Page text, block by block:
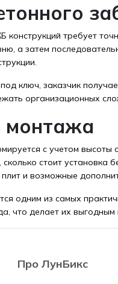
требует
а затем
ключ, заказчик
организационных
монтажа
с учетом высоты
сколько стоит
и возможные
одним из самых
что делает их
Про ЛунБикс